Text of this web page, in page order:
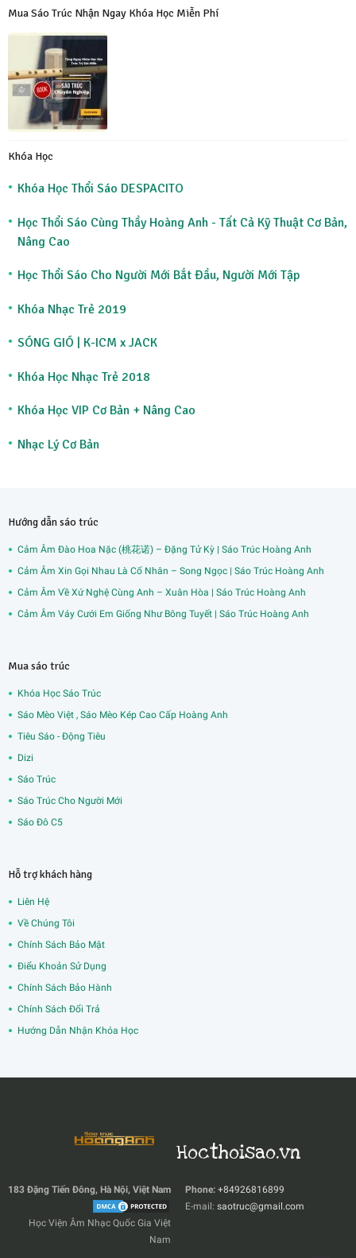
Mua Sáo Trúc Nhận Ngay Khóa Học Miễn Phí
Khóa Học
Khóa Học Thổi Sáo DESPACITO
Học Thổi Sáo Cùng Thầy Hoàng Anh - Tất Cả Kỹ Thuật Cơ Bản,
Nâng Cao
Học Thổi Sáo Cho Người Mới Bắt Đầu, Người Mới Tập
Khóa Nhạc Trẻ 2019
SÓNG GIÓ | K-ICM x JACK
Khóa Học Nhạc Trẻ 2018
Khóa Học VIP Cơ Bản + Nâng Cao
Nhạc Lý Cơ Bản
Hướng dẫn sáo trúc
Cảm Âm Đào Hoa Nặc (桃花诺) – Đặng Tử Kỳ | Sáo Trúc Hoàng Anh
Cảm Âm Xin Gọi Nhau Là Cố Nhân – Song Ngọc | Sáo Trúc Hoàng Anh
Cảm Âm Về Xứ Nghệ Cùng Anh – Xuân Hòa | Sáo Trúc Hoàng Anh
Cảm Âm Váy Cưới Em Giống Như Bông Tuyết | Sáo Trúc Hoàng Anh
Mua sáo trúc
Khóa Học Sáo Trúc
Sáo Mèo Việt , Sáo Mèo Kép Cao Cấp Hoàng Anh
Tiêu Sáo - Động Tiêu
Dizi
Sáo Trúc
Sáo Trúc Cho Người Mới
Sáo Đô C5
Hỗ trợ khách hàng
Liên Hệ
Về Chúng Tôi
Chính Sách Bảo Mật
Điểu Khoản Sử Dụng
Chính Sách Bảo Hành
Chính Sách Đổi Trả
Hướng Dẫn Nhận Khóa Học
Hocthoisao.vn
Phone: +84926816899
E-mail: saotruc@gmail.com
183 Đặng Tiến Đông, Hà Nội, Việt Nam
Học Viện Âm Nhạc Quốc Gia Việt
Nam